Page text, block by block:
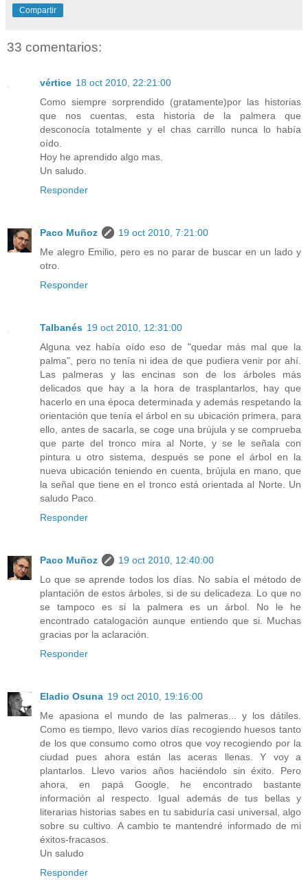
Compartir
33 comentarios:
vértice 18 oct 2010, 22:21:00
Como siempre sorprendido (gratamente)por las historias
que nos cuentas, esta historia de la palmera que
desconocía totalmente y el chas carrillo nunca lo había
oído.
Hoy he aprendido algo mas.
Un saludo.
Responder
Paco Muñoz
19 oct 2010, 7:21:00
Me alegro Emilio, pero es no parar de buscar en un lado y
otro.
Responder
Talbanés 19 oct 2010, 12:31:00
Alguna vez había oído eso de "quedar más mal que la
palma", pero no tenía ni idea de que pudiera venir por ahí.
Las palmeras y las encinas son de los árboles más
delicados que hay a la hora de trasplantarlos, hay que
hacerlo en una época determinada y además respetando la
orientación que tenía el árbol en su ubicación primera, para
ello, antes de sacarla, se coge una brújula y se comprueba
que parte del tronco mira al Norte, y se le señala con
pintura u otro sistema, después se pone el árbol en la
nueva ubicación teniendo en cuenta, brújula en mano, que
la señal que tiene en el tronco está orientada al Norte. Un
saludo Paco.
Responder
Paco Muñoz
19 oct 2010, 12:40:00
Lo que se aprende todos los días. No sabía el método de
plantación de estos árboles, si de su delicadeza. Lo que no
se tampoco es si la palmera es un árbol. No le he
encontrado catalogación aunque entiendo que si. Muchas
gracias por la aclaración.
Responder
Eladio Osuna 19 oct 2010, 19:16:00
Me apasiona el mundo de las palmeras... y los dátiles.
Como es tiempo, llevo varios días recogiendo huesos tanto
de los que consumo como otros que voy recogiendo por la
ciudad pues ahora están las aceras llenas. Y voy a
plantarlos. Llevo varios años haciéndolo sin éxito. Pero
ahora, en papá Google, he encontrado bastante
información al respecto. Igual además de tus bellas y
literarias historias sabes en tu sabiduría casi universal, algo
sobre su cultivo. A cambio te mantendré informado de mi
éxitos-fracasos.
Un saludo
Responder